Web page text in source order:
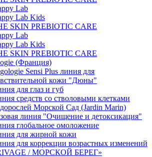
Lab
Lab Kids
SKIN PREBIOTIC CARE
Lab
Lab Kids
SKIN PREBIOTIC CARE
(Франция)
Sensi Plus линия для
кожи "Дюны"
для глаз и губ
средств со стволовыми клетками
Морской Сад (Jardin Marin)
линия "Очищение и детоксикация"
глобальное омоложение
для жирной кожи
для коррекции возрастных изменений
/ МОРСКОЙ БЕРЕГ»